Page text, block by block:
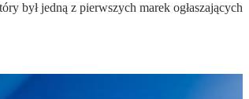
był jedną z pierwszych marek ogłaszających